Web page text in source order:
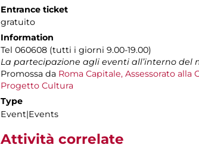
Entrance ticket
gratuito
Information
Tel 060608 (tutti i giorni 9.00-19.00)
La partecipazione agli eventi all’interno
Promossa da Roma Capitale, Assessorato alla
Progetto Cultura
Type
Event|Events
Attività correlate